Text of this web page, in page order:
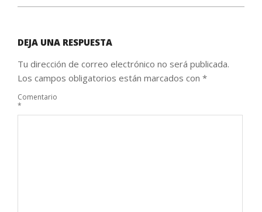
DEJA UNA RESPUESTA
Tu dirección de correo electrónico no será publicada.
Los campos obligatorios están marcados con *
Comentario
*